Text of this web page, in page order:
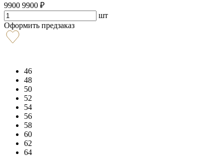
9900 9900 ₽
шт
Оформить предзаказ
46
48
50
52
54
56
58
60
62
64